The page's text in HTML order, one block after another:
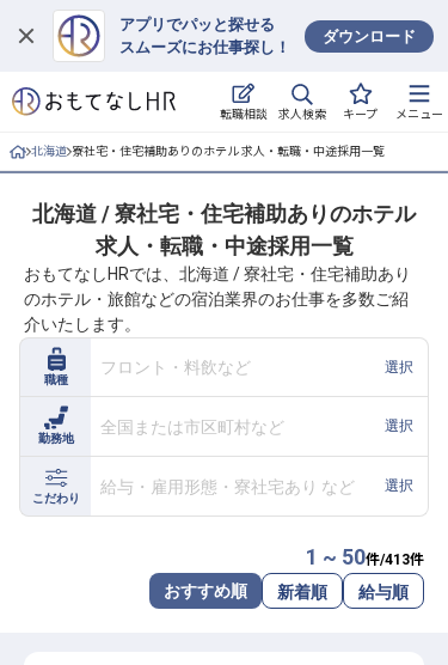
アプリでパッと探せる
スムーズにお仕事探し！
ダウンロード
転職相談 求人検索 キープ メニュー
ログイン
求人・施設を探す
就職・転職 合同説明会
おもてなしHRについて
ご利用の流れ
よくある質問
ホテル・宿泊業界情報コラム
転職サポートに申し込む
北海道 寮社宅・住宅補助ありのホテル 求人・転職・中途採用一覧
北海道 / 寮社宅・住宅補助ありのホテル
求人・転職・中途採用一覧
おもてなしHRでは、北海道 / 寮社宅・住宅補助あり
のホテル・旅館などの宿泊業界のお仕事を多数ご紹
介いたします。
職種
フロント・料飲など 選択
勤務地
全国または市区町村など 選択
こだわり
給与・雇用形態・寮社宅あり など 選択
1 ~ 50件/413件
おすすめ順 新着順 給与順